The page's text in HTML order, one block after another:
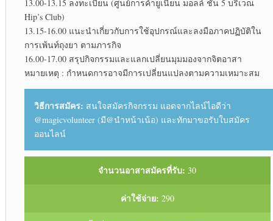
13.00-13.15 ลงทะเบียน (ศูนย์การค้ายูเนี่ยน มอลล์ ชั้น 5 บริเวณ
Hip’s Club)
13.15-16.00 แนะนำเกี่ยวกับการใช้อุปกรณ์และลงมือภาคปฏิบัติใน
การเพ้นท์ถุงยา ตามภารกิจ
16.00-17.00 สรุปกิจกรรมและแลกเปลี่ยนมุมมองจากจิตอาสา
หมายเหตุ : กำหนดการอาจมีการเปลี่ยนแปลงตามความเหมาะสม
วิธีการสมัคร: สนใจสมัครกิจกรรม แอดจากไลน์ไอดีว่า
@magicvolunteer (มี@นำหน้าเน้อ) และทักมาขอรับใบสมัคร
ออนไลน์
จำนวนอาสาสมัครที่รับ: 30
ค่าใช้จ่าย: 290